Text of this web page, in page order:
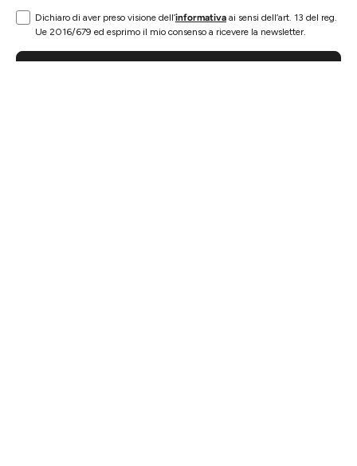
Dichiaro di aver preso visione dell’informativa ai sensi dell’art. 13 del reg.
Ue 2016/679 ed esprimo il mio consenso a ricevere la newsletter.